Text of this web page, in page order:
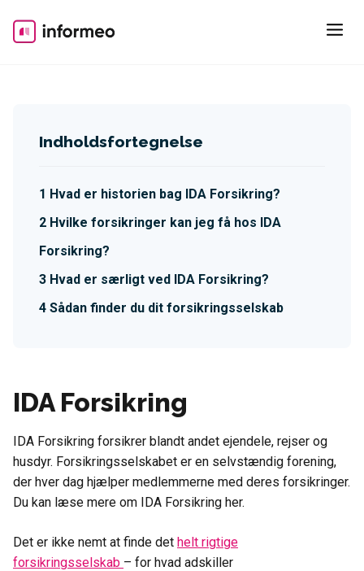
content
IDA Forsikring
IDA Forsikring forsikrer blandt andet ejendele, rejser og
husdyr. Forsikringsselskabet er en selvstændig forening,
der hver dag hjælper medlemmerne med deres forsikringer.
Du kan læse mere om IDA Forsikring her.
Det er ikke nemt at finde det helt rigtige
forsikringsselskab – for hvad adskiller
Indholdsfortegnelse
Hvad er historien bag IDA Forsikring?
Hvilke forsikringer kan jeg få hos IDA
Forsikring?
Hvad er særligt ved IDA Forsikring?
Sådan finder du dit forsikringsselskab